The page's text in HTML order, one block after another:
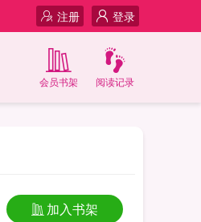
登录
注册
阅读记录
会员书架
加入书架